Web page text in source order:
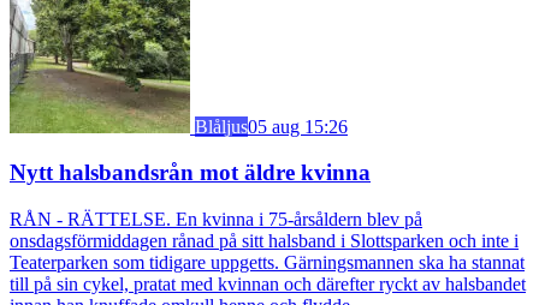
Blåljus05 aug 15:26
Nytt halsbandsrån mot äldre kvinna
RÅN - RÄTTELSE. En kvinna i 75-årsåldern blev på
onsdagsförmiddagen rånad på sitt halsband i Slottsparken och inte i
Teaterparken som tidigare uppgetts. Gärningsmannen ska ha stannat
till på sin cykel, pratat med kvinnan och därefter ryckt av halsbandet